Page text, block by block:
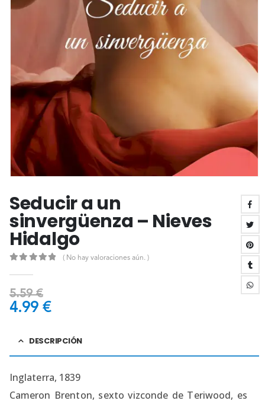
Seducir a un
sinvergüenza – Nieves
Hidalgo
( No hay valoraciones aún. )
5.59€
4.99 €
DESCRIPCIÓN
Inglaterra, 1839
Cameron Brenton, sexto vizconde de Teriwood, es